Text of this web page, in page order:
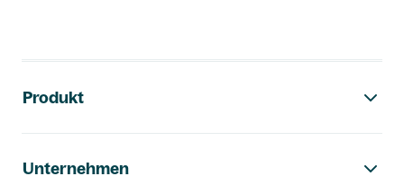
Produkt
Unternehmen